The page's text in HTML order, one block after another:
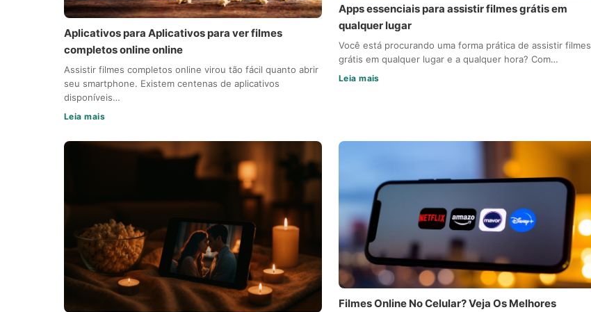
Aplicativos para Aplicativos para ver filmes
completos online online
Assistir filmes completos online virou tão fácil quanto abrir
seu smartphone. Existem centenas de aplicativos
disponíveis…
Leia mais
Apps essenciais para assistir filmes grátis em
qualquer lugar
Você está procurando uma forma prática de assistir filmes
grátis em qualquer lugar e a qualquer hora? Com…
Leia mais
Filmes Online No Celular? Veja Os Melhores